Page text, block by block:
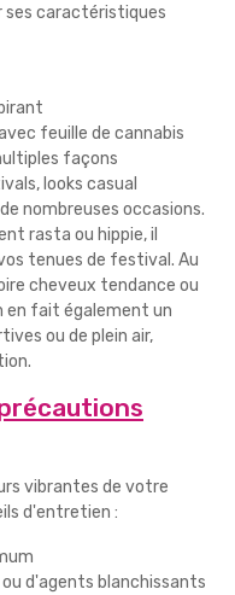
ses caractéristiques
feuille de cannabis
façons
looks casual
nombreuses occasions.
rasta ou hippie, il
tenues de festival. Au
cheveux tendance ou
en fait également un
ou de plein air,
vibrantes de votre
d'entretien :
d'agents blanchissants